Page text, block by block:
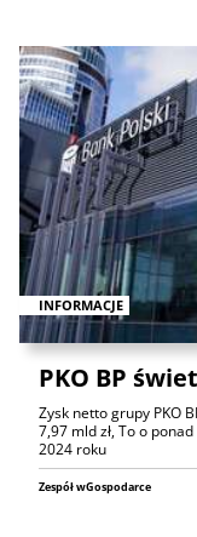
INFORMACJE
PKO BP
Zysk netto grupy PKO
7,97 mld zł, To o
2024 roku
Zespół wGospodarce